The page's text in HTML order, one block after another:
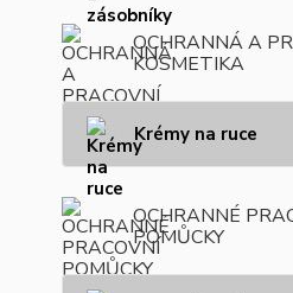
OCHRANNÁ A
KOSMETIKA
Krémy na ruce
OCHRANNÉ
POMŮCKY